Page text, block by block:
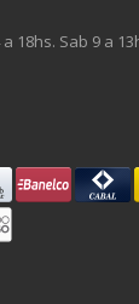
18hs. Sab 9 a